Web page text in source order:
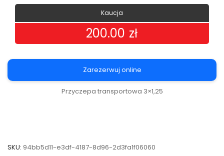
Kaucja
200.00 zł
Zarezerwuj online
Przyczepa transportowa 3×1,25
SKU: 94bb5d11-e3df-4187-8d96-2d3fa1f06060